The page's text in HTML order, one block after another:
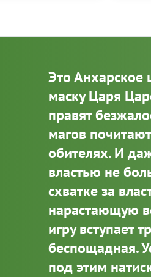
Это Анхарское
маску Царя
правят
магов
обителях. И
властью не
схватке за
нарастающую
игру вступает
беспощадная.
под этим